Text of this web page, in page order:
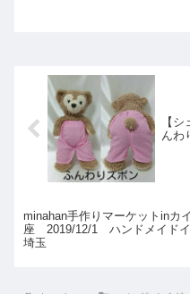
【
んわ
minahan手作りマーケットinカ
座 2019/12/1 ハンドメイド
埼玉